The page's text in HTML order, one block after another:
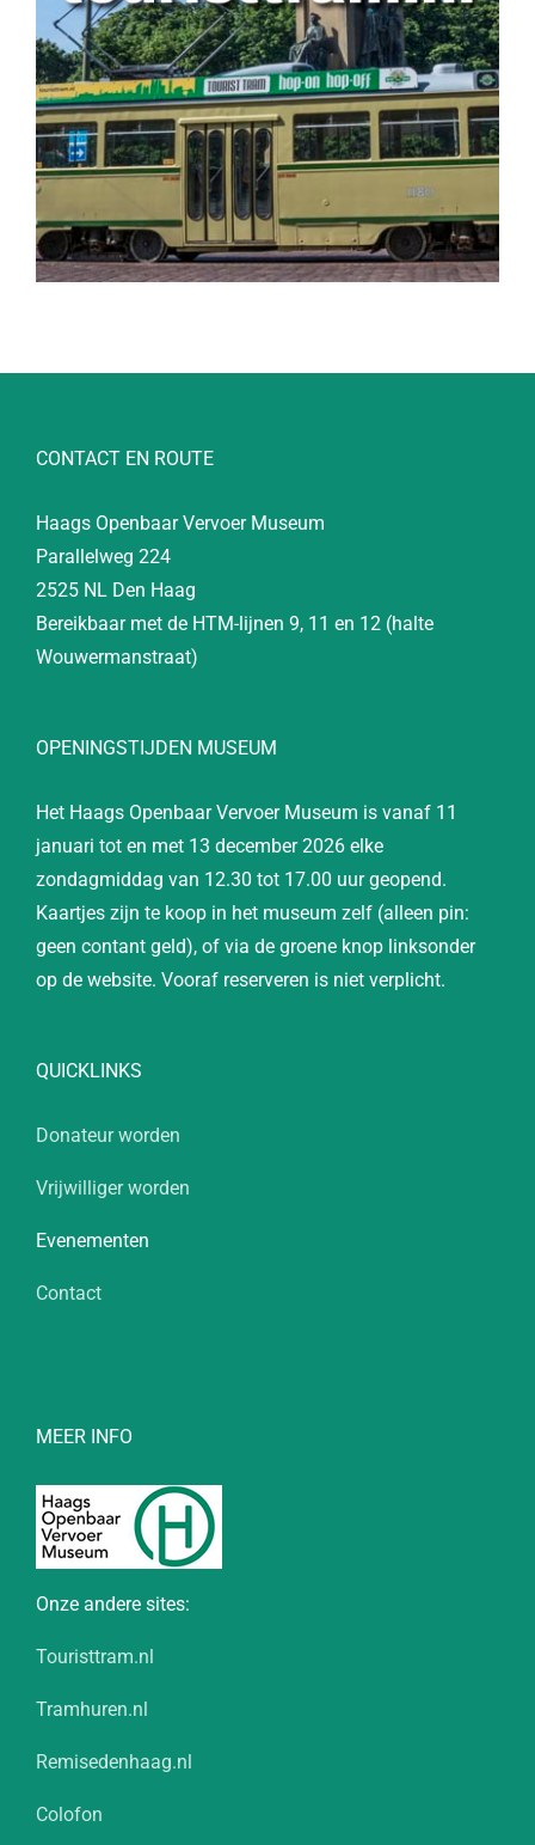
CONTACT EN ROUTE
Haags Openbaar Vervoer Museum
Parallelweg 224
2525 NL Den Haag
Bereikbaar met de HTM-lijnen 9, 11 en 12 (halte
Wouwermanstraat)
OPENINGSTIJDEN MUSEUM
Het Haags Openbaar Vervoer Museum is vanaf 11
januari tot en met 13 december 2026 elke
zondagmiddag van 12.30 tot 17.00 uur geopend.
Kaartjes zijn te koop in het museum zelf (alleen pin:
geen contant geld), of via de groene knop linksonder
op de website. Vooraf reserveren is niet verplicht.
QUICKLINKS
Donateur worden
Vrijwilliger worden
Evenementen
Contact
MEER INFO
Onze andere sites:
Touristtram.nl
Tramhuren.nl
Remisedenhaag.nl
Colofon